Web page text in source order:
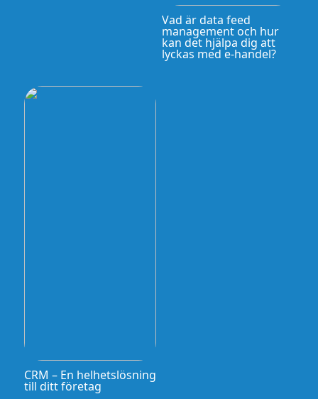
Vad är data feed
management och hur
kan det hjälpa dig att
lyckas med e-handel?
CRM – En helhetslösning
till ditt företag